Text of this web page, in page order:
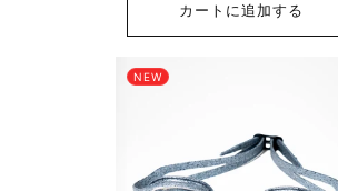
格
カートに追加する
NEW